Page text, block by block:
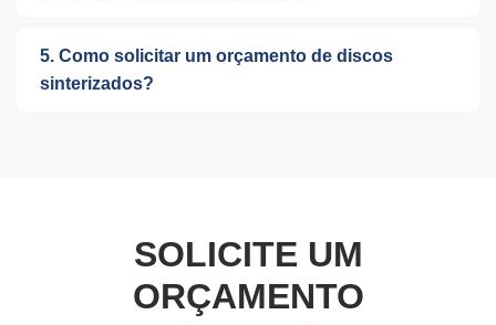
5. Como solicitar um orçamento de discos
sinterizados?
SOLICITE UM
ORÇAMENTO